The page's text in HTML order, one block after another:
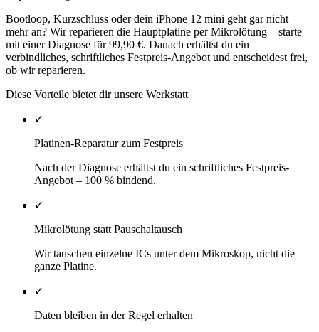
Bootloop, Kurzschluss oder dein iPhone 12 mini geht gar nicht
mehr an? Wir reparieren die Hauptplatine per Mikrolötung – starte
mit einer Diagnose für 99,90 €. Danach erhältst du ein
verbindliches, schriftliches Festpreis-Angebot und entscheidest frei,
ob wir reparieren.
Diese Vorteile bietet dir unsere Werkstatt
✓
Platinen-Reparatur zum Festpreis
Nach der Diagnose erhältst du ein schriftliches Festpreis-
Angebot – 100 % bindend.
✓
Mikrolötung statt Pauschaltausch
Wir tauschen einzelne ICs unter dem Mikroskop, nicht die
ganze Platine.
✓
Daten bleiben in der Regel erhalten